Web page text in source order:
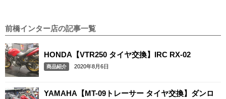
前橋インター店の記事一覧
HONDA【VTR250 タイヤ交換】IRC RX-02
商品紹介 2020年8月6日
YAMAHA【MT-09トレーサー タイヤ交換】ダンロ